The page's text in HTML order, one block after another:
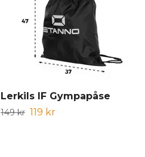
Lerkils IF Gympapåse
149 kr 119 kr